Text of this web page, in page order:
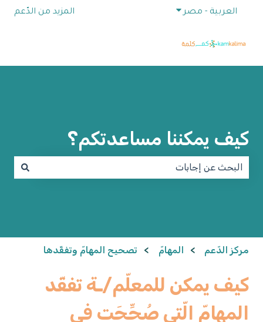
العربية - مصر إظهار القائمة الفرعية للترجماتالمزيد من الدّعم
كيف يمكننا مساعدتكم؟
مركز الدّعم المهامّ تصحيح المهامّ وتفقّدها
كيف يمكن للمعلّم/ـة تفقّد
المهامّ الّتي صُحِّحَت في